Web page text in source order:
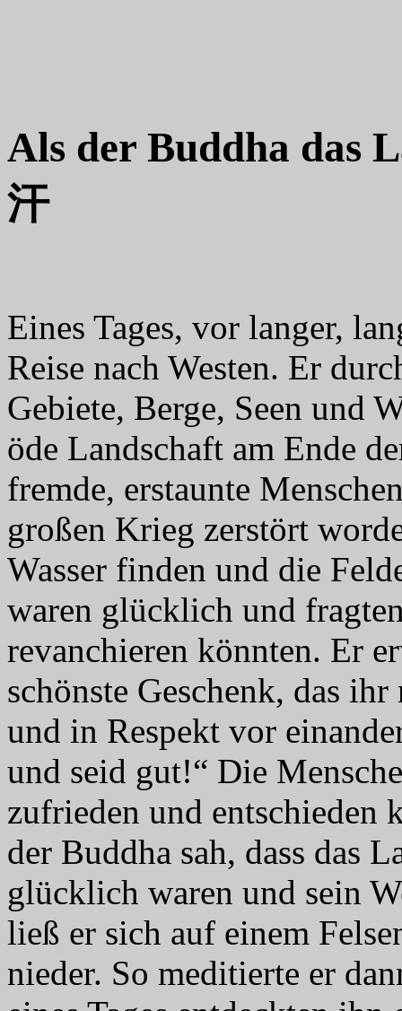
Als der Buddha das
汗
Eines Tages, vor langer,
Reise nach Westen. Er
Gebiete, Berge, Seen und
öde Landschaft am Ende
fremde, erstaunte
großen Krieg zerstört
Wasser finden und die
waren glücklich und
revanchieren könnten. Er
schönste Geschenk, das
und in Respekt vor
und seid gut!“ Die
zufrieden und entschieden
der Buddha sah, dass das
glücklich waren und sein
ließ er sich auf einem
nieder. So meditierte er